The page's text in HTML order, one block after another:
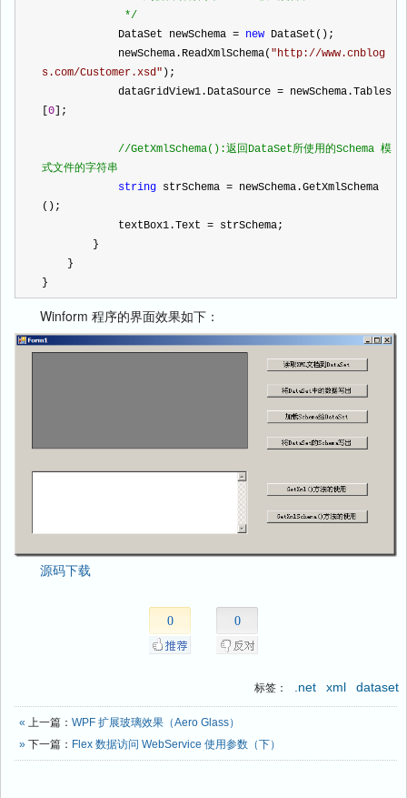
*/
            DataSet newSchema
= new DataSet();
            newSchema.ReadXmlSchema(
"http://www.cnblog
s.com/Customer.xsd" );
            dataGridView1.DataSource
= newSchema.Tables
0 ];
//GetXmlSchema():返回DataSet所使用的Schema 模
式文件的字符串
string strSchema = newSchema.GetXmlSchema
();
            textBox1.Text
= strSchema;
        }
    }
}
Winform 程序的界面效果如下：
源码下载
0 0
标签： .net xml dataset
« 上一篇： WPF 扩展玻璃效果（Aero Glass）
» 下一篇： Flex 数据访问 WebService 使用参数（下）